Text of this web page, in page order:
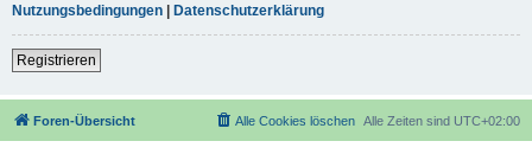
Nutzungsbedingungen | Datenschutzerklärung
Registrieren
Foren-Übersicht Alle Zeiten sind UTC+02:00
Alle Cookies löschen